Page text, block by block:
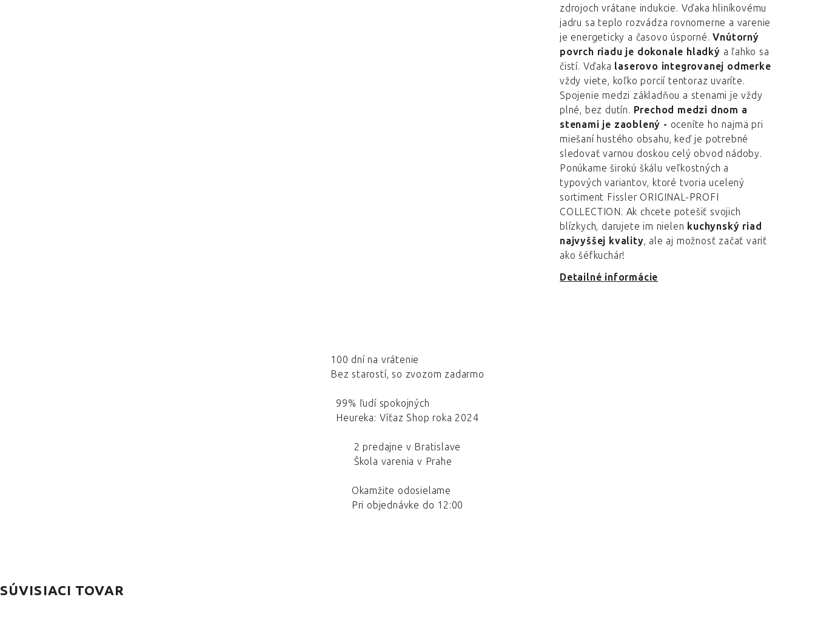
zdrojoch vrátane indukcie. Vďaka hliníkovému
jadru sa teplo rozvádza rovnomerne a varenie
je energeticky a časovo úsporné.Vnútorný
povrch riadu je dokonale hladký a ľahko sa
čistí. Vďaka laserovo integrovanej odmerke
vždy viete, koľko porcií tentoraz uvaríte.
Spojenie medzi základňou a stenami je vždy
plné, bez dutín. Prechod medzi dnom a
stenami je zaoblený - oceníte ho najmä pri
miešaní hustého obsahu, keď je potrebné
sledovať varnou doskou celý obvod nádoby.
Ponúkame širokú škálu veľkostných a
typových variantov, ktoré tvoria ucelený
sortiment Fissler ORIGINAL-PROFI
COLLECTION. Ak chcete potešiť svojich
blízkych, darujete im nielen kuchynský riad
najvyššej kvality, ale aj možnosť začať variť
ako šéfkuchár!
Detailné informácie
100 dní na vrátenie
Bez starostí, so zvozom zadarmo
99% ľudí spokojných
Heureka: Víťaz Shop roka 2024
2 predajne v Bratislave
Škola varenia v Prahe
Okamžite odosielame
Pri objednávke do 12:00
SÚVISIACI TOVAR